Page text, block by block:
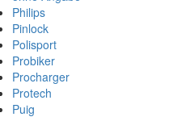
Philips
Pinlock
Polisport
Probiker
Procharger
Protech
Puig